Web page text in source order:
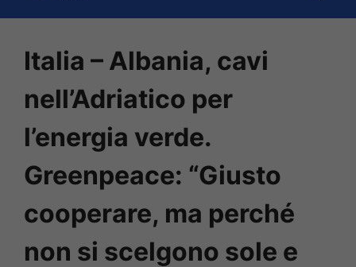
Italia – Albania, cavi
nell’Adriatico per
l’energia verde.
Greenpeace: “Giusto
cooperare, ma perché
non si scelgono sole e